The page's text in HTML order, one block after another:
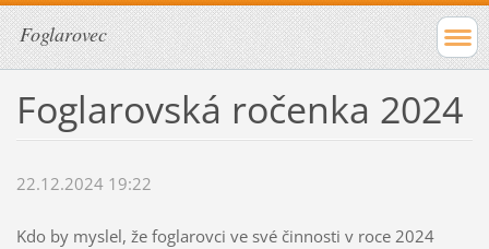
Foglarovec
Foglarovská ročenka 2024
22.12.2024 19:22
Kdo by myslel, že foglarovci ve své činnosti v roce 2024